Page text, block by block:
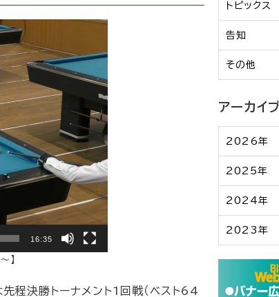
16:35
】
程決勝トーナメント1回戦（ベスト64
トピックス
告知
その他
アーカイブ
2026年
2025年
2024年
2023年